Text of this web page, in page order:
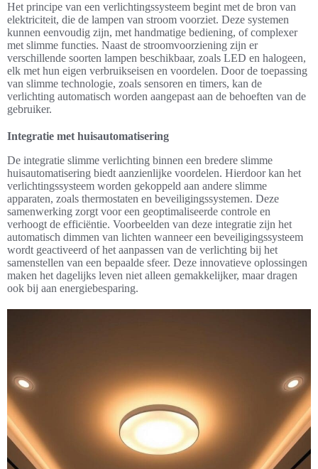
Het principe van een verlichtingssysteem begint met de bron van
elektriciteit, die de lampen van stroom voorziet. Deze systemen
kunnen eenvoudig zijn, met handmatige bediening, of complexer
met slimme functies. Naast de stroomvoorziening zijn er
verschillende soorten lampen beschikbaar, zoals LED en halogeen,
elk met hun eigen verbruikseisen en voordelen. Door de toepassing
van slimme technologie, zoals sensoren en timers, kan de
verlichting automatisch worden aangepast aan de behoeften van de
gebruiker.
Integratie met huisautomatisering
De integratie slimme verlichting binnen een bredere slimme
huisautomatisering biedt aanzienlijke voordelen. Hierdoor kan het
verlichtingssysteem worden gekoppeld aan andere slimme
apparaten, zoals thermostaten en beveiligingssystemen. Deze
samenwerking zorgt voor een geoptimaliseerde controle en
verhoogt de efficiëntie. Voorbeelden van deze integratie zijn het
automatisch dimmen van lichten wanneer een beveiligingssysteem
wordt geactiveerd of het aanpassen van de verlichting bij het
samenstellen van een bepaalde sfeer. Deze innovatieve oplossingen
maken het dagelijks leven niet alleen gemakkelijker, maar dragen
ook bij aan energiebesparing.